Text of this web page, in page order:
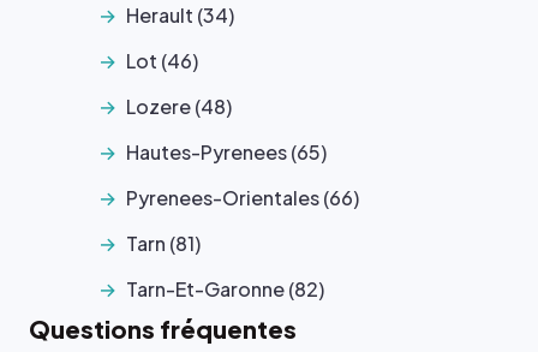
Herault (34)
Lot (46)
Lozere (48)
Hautes-Pyrenees (65)
Pyrenees-Orientales (66)
Tarn (81)
Tarn-Et-Garonne (82)
Questions fréquentes